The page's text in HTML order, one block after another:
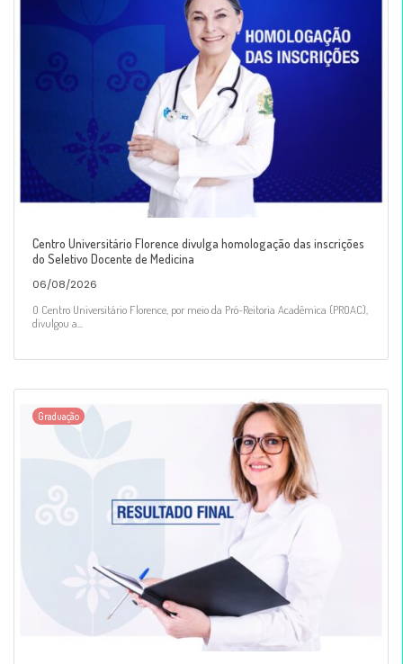
Centro Universitário Florence divulga homologação das inscrições
do Seletivo Docente de Medicina
06/08/2026
O Centro Universitário Florence, por meio da Pró-Reitoria Acadêmica (PROAC),
divulgou a...
Graduação